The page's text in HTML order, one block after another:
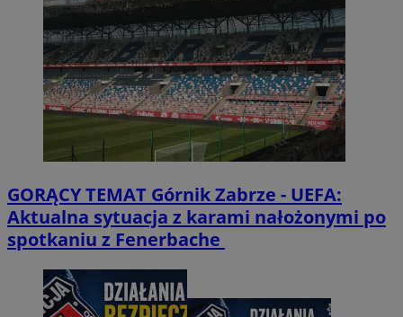
GORĄCY TEMAT Górnik Zabrze - UEFA:
Aktualna sytuacja z karami nałożonymi po
spotkaniu z Fenerbache